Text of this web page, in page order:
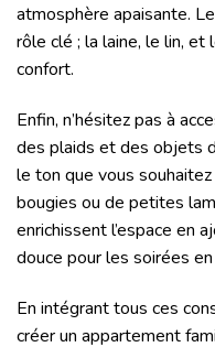
atmosphère apaisante.
rôle clé ; la laine, le lin,
confort.
Enfin, n’hésitez pas à
des plaids et des objets
le ton que vous
bougies ou de petites
enrichissent l’espace en
douce pour les soirées
En intégrant tous ces
créer un appartement